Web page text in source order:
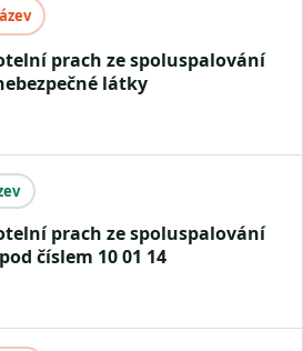
látky
číslem 10 01 14